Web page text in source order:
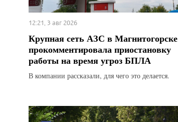
12:21, 3 авг 2026
Крупная сеть АЗС в Магнитогорске
прокомментировала приостановку
работы на время угроз БПЛА
В компании рассказали, для чего это делается.